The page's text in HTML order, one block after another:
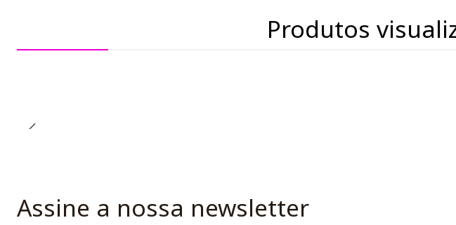
Produtos
Assine a nossa newsletter